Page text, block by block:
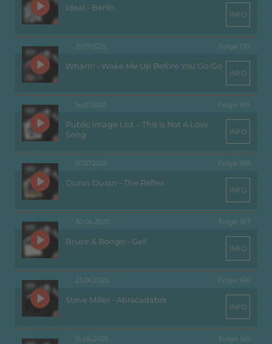
Ideal - Berlin
INFO
21.07.2025 Folge 170
Wham! - Wake Me Up Before You Go-Go
INFO
14.07.2025 Folge 169
Public Image Ltd. – This Is Not A Love
Song
INFO
07.07.2025 Folge 168
Duran Duran - The Reflex
INFO
30.06.2025 Folge 167
Bruce & Bongo - Geil
INFO
23.06.2025 Folge 166
Steve Miller - Abracadabra
INFO
16.06.2025 Folge 165